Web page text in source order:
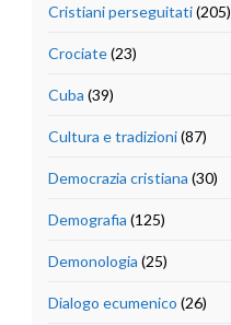
Cristiani perseguitati(205)
Crociate(23)
Cuba (39)
Cultura e tradizioni(87)
Democrazia cristiana (30)
Demografia (125)
Demonologia (25)
Dialogo ecumenico (26)